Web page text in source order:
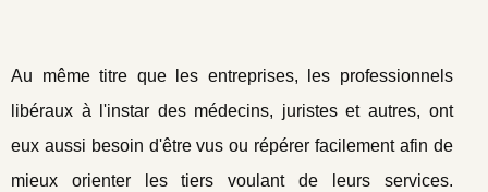
Au même titre que les entreprises, les professionnels
libéraux à l'instar des médecins, juristes et autres, ont
eux aussi besoin d'être vus ou répérer facilement afin de
mieux orienter les tiers voulant de leurs services.